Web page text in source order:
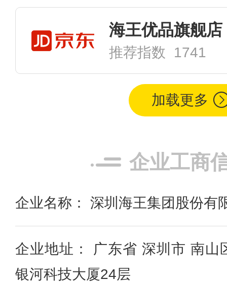
海王优品旗舰店
推荐指数 1741
加载更多
企业工商
企业名称： 深圳海王集团股份有
企业地址： 广东省 深圳市 南山
银河科技大厦24层